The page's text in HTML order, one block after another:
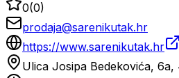
0(0)
prodaja@sarenikutak.hr
https://www.sarenikutak.hr
Ulica Josipa Bedekovića,